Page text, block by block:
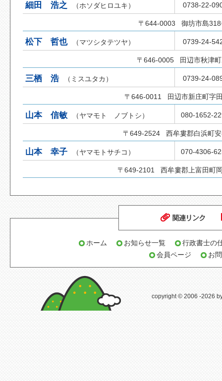
細田 浩之 （ホソダヒロユキ） 0738-22-
〒644-0003 御坊市島318
松下 哲也 （マツシタテツヤ） 0739-24-
〒646-0005 田辺市秋津
三栖 浩 （ミスユタカ） 0739-24-
〒646-0011 田辺市新庄町字
山本 信敏 （ヤマモト ノブトシ） 080-1652-
〒649-2524 西牟婁郡白浜町
山本 幸子 （ヤマモトサチコ） 070-4306-
〒649-2101 西牟婁郡上富田町
ホーム お知らせ一覧
行政書士の
会員ページ
お
copyright © 2006 -2026